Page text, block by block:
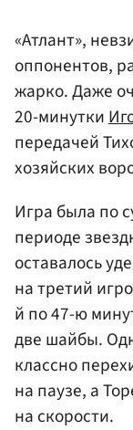
«Атлант»,
оппонентов,
жарко. Даже
20-минутки
передачей
хозяйских
Игра была по
периоде
оставалось
на третий
й по 47-ю
две шайбы.
классно
на паузе, а
на скорости.